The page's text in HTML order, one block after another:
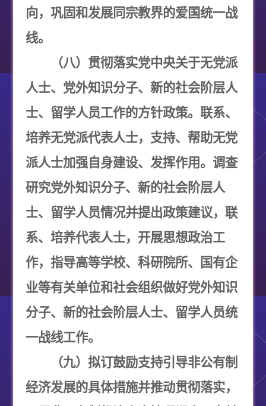
向，巩固和发展同宗教界的爱国统一战
线。
（八）贯彻落实党中央关于无党派
人士、党外知识分子、新的社会阶层人
士、留学人员工作的方针政策。联系、
培养无党派代表人士，支持、帮助无党
派人士加强自身建设、发挥作用。调查
研究党外知识分子、新的社会阶层人
士、留学人员情况并提出政策建议，联
系、培养代表人士，开展思想政治工
作，指导高等学校、科研院所、国有企
业等有关单位和社会组织做好党外知识
分子、新的社会阶层人士、留学人员统
一战线工作。
（九）拟订鼓励支持引导非公有制
经济发展的具体措施并推动贯彻落实，